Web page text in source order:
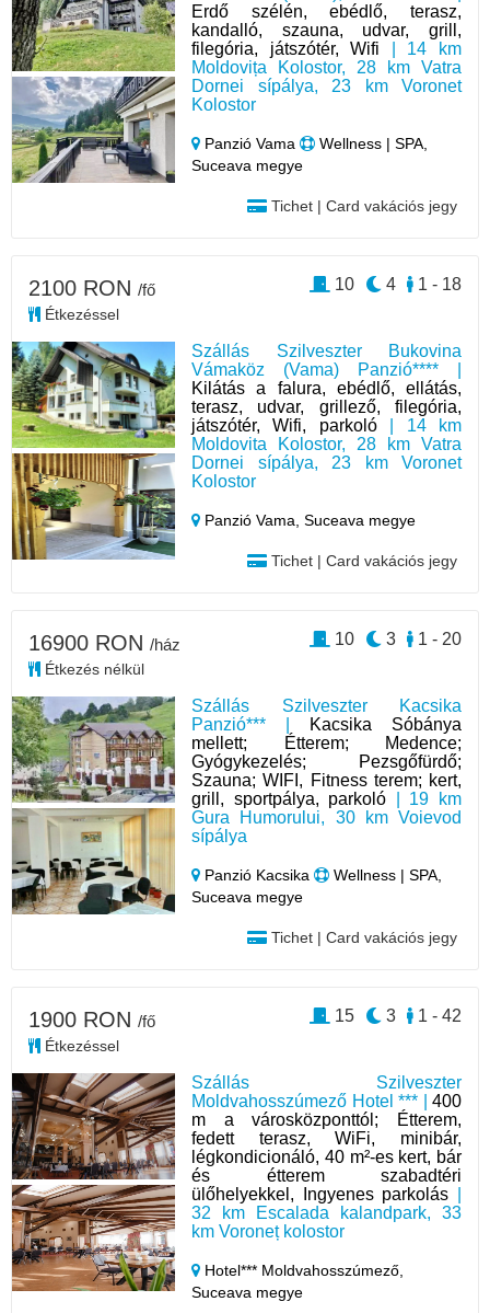
Erdő szélén, ebédlő, terasz,
kandalló, szauna, udvar, grill,
filegória, játszótér, Wifi | 14 km
Moldovița Kolostor, 28 km Vatra
Dornei sípálya, 23 km Voronet
Kolostor
Panzió Vama
Wellness | SPA,
Suceava megye
Tichet | Card vakációs jegy
Szállás Szilveszter Bukovina
Vámaköz (Vama) Panzió**** |
Kilátás a falura, ebédlő, ellátás,
terasz, udvar, grillező, filegória,
játszótér, Wifi, parkoló| 14 km
Moldovita Kolostor, 28 km Vatra
Dornei sípálya, 23 km Voronet
Kolostor
Panzió Vama,Suceava megye
Tichet | Card vakációs jegy
2100 RON /fő
Étkezéssel
1 - 18
4
10
Szállás Szilveszter Kacsika
Panzió*** |
Kacsika Sóbánya
mellett; Étterem; Medence;
Gyógykezelés; Pezsgőfürdő;
Szauna; WIFI, Fitness terem; kert,
grill, sportpálya, parkoló | 19 km
Gura Humorului, 30 km Voievod
sípálya
Panzió Kacsika
Wellness | SPA,
Suceava megye
Tichet | Card vakációs jegy
16900 RON /ház
Étkezés nélkül
1 - 20
3
10
Szállás Szilveszter
Moldvahosszúmező Hotel *** | 400
m a városközponttól; Étterem,
fedett terasz, WiFi, minibár,
légkondicionáló, 40 m²-es kert, bár
és étterem szabadtéri
ülőhelyekkel, Ingyenes parkolás
32 km Escalada kalandpark, 33
km Voroneț kolostor
Hotel*** Moldvahosszúmező,
Suceava megye
1900 RON /fő
Étkezéssel
1 - 42
3
15